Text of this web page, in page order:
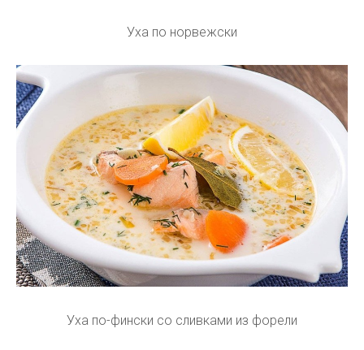
Уха по норвежски
Уха по-фински со сливками из форели